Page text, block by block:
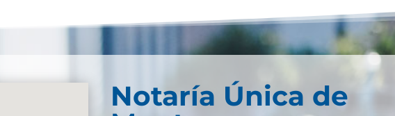
Notaría Única de